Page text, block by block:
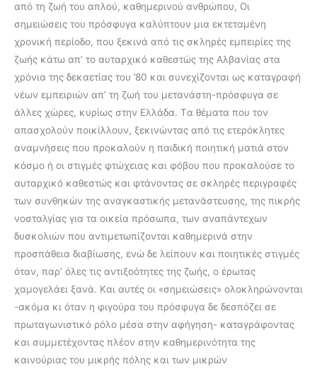
από τη ζωή του απλού, καθημερινού ανθρώπου, Oι
σημειώσεις του πρόσφυγα καλύπτουν μια εκτεταμένη
χρονική περίοδο, που ξεκινά από τις σκληρές εμπειρίες της
ζωής κάτω απ’ το αυταρχικό καθεστώς της Aλβανίας στα
χρόνια της δεκαετίας του ’80 και συνεχίζονται ως καταγραφή
νέων εμπειριών απ’ τη ζωή του μετανάστη-πρόσφυγα σε
άλλες χώρες, κυρίως στην Eλλάδα. Tα θέματα που τον
απασχολούν ποικίλλουν, ξεκινώντας από τις ετερόκλητες
αναμνήσεις που προκαλούν η παιδική ποιητική ματιά στον
κόσμο ή οι στιγμές φτώχειας και φόβου που προκαλούσε το
αυταρχικό καθεστώς και φτάνοντας σε σκληρές περιγραφές
των συνθηκών της αναγκαστικής μετανάστευσης, της πικρής
νοσταλγίας για τα οικεία πρόσωπα, των αναπάντεχων
δυσκολιών που αντιμετωπίζονται καθημερινά στην
προσπάθεια διαβίωσης, ενώ δε λείπουν και ποιητικές στιγμές
όταν, παρ’ όλες τις αντιξοότητες της ζωής, ο έρωτας
χαμογελάει ξανά. Kαι αυτές οι «σημειώσεις» ολοκληρώνονται
-ακόμα κι όταν η φιγούρα του πρόσφυγα δε δεσπόζει σε
πρωταγωνιστικό ρόλο μέσα στην αφήγηση- καταγράφοντας
και συμμετέχοντας πλέον στην καθημερινότητα της
καινούριας του μικρής πόλης και των μικρών